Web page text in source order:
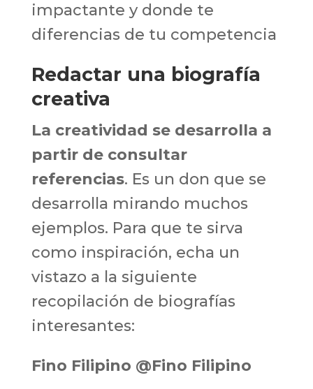
impactante y donde te
diferencias de tu competencia
Redactar una biografía
creativa
La creatividad se desarrolla a
partir de consultar
referencias. Es un don que se
desarrolla mirando muchos
ejemplos. Para que te sirva
como inspiración, echa un
vistazo a la siguiente
recopilación de biografías
interesantes:
Fino Filipino @Fino Filipino